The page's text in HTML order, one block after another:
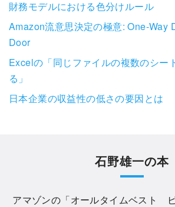
財務モデルにおける色分けルール
Amazon流意思決定の極意: One-Way
Door
Excelの「同じファイルの複数のシー
る」
日本企業の収益性の低さの要因とは
石野雄一の本
アマゾンの「オールタイムベスト